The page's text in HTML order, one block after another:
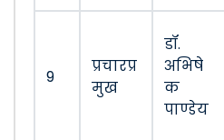
9
प्रचारप्र
मुख
डॉ.
अभिषे
क
पाण्डेय